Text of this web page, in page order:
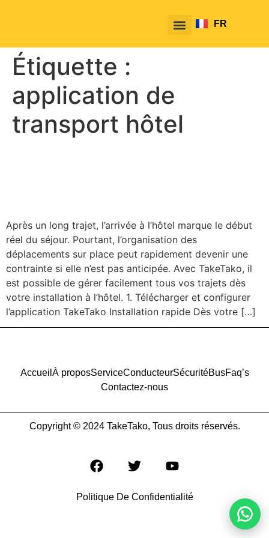
FR
EN
Étiquette :
application de
transport hôtel
Après un long trajet, l’arrivée à l’hôtel marque le début
réel du séjour. Pourtant, l’organisation des
déplacements sur place peut rapidement devenir une
contrainte si elle n’est pas anticipée. Avec TakeTako, il
est possible de gérer facilement tous vos trajets dès
votre installation à l’hôtel. 1. Télécharger et configurer
l’application TakeTako Installation rapide Dès votre […]
Accueil À proposServiceConducteurSécuritéBusFaq’s
Contactez-nous
Copyright © 2024 TakeTako, Tous droits réservés.
Politique De Confidentialité